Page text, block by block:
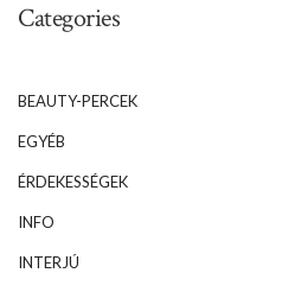
Categories
BEAUTY-PERCEK
EGYÉB
ÉRDEKESSÉGEK
INFO
INTERJÚ